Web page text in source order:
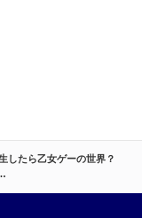
したら乙女ゲーの世界？